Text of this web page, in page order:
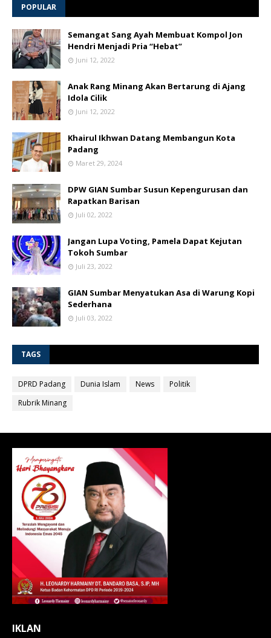
POPULAR
Semangat Sang Ayah Membuat Kompol Jon
Hendri Menjadi Pria “Hebat”
Juni 12, 2022
Anak Rang Minang Akan Bertarung di Ajang
Idola Cilik
Juni 12, 2022
Khairul Ikhwan Datang Membangun Kota
Padang
Maret 29, 2024
DPW GIAN Sumbar Susun Kepengurusan dan
Rapatkan Barisan
Juli 02, 2022
Jangan Lupa Voting, Pamela Dapat Kejutan
Tokoh Sumbar
Juli 23, 2022
GIAN Sumbar Menyatukan Asa di Warung Kopi
Sederhana
Juli 03, 2022
TAGS
DPRD Padang Dunia Islam News
Politik
Rubrik Minang
IKLAN